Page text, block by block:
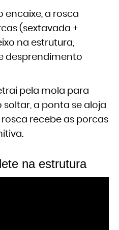
encaixe, a rosca
(sextavada +
na estrutura,
desprendimento
pela mola para
soltar, a ponta se aloja
recebe as porcas
na estrutura